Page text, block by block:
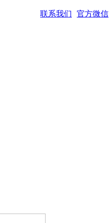
联系我们 官方微信